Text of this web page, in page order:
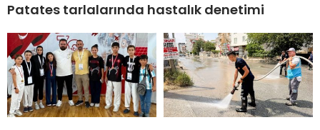
Patates tarlalarında hastalık denetimi